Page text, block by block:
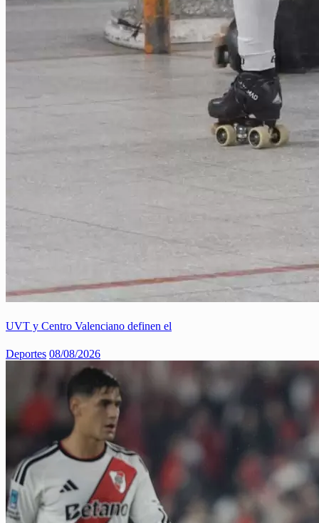
UVT y Centro Valenciano definen el
Deportes 08/08/2026